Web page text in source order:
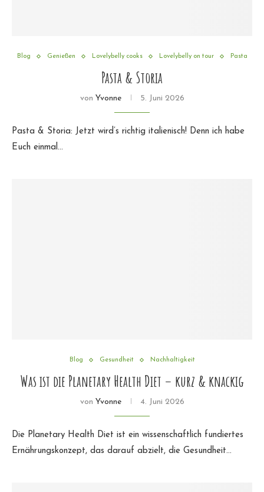
Blog Genießen Lovelybelly cooks Lovelybelly on tour Pasta
Pasta & Storia
von Yvonne 5. Juni 2026
Pasta & Storia: Jetzt wird’s richtig italienisch! Denn ich habe
Euch einmal…
Blog Gesundheit Nachhaltigkeit
Was ist die Planetary Health Diet – kurz & knackig
von Yvonne 4. Juni 2026
Die Planetary Health Diet ist ein wissenschaftlich fundiertes
Ernährungskonzept, das darauf abzielt, die Gesundheit…